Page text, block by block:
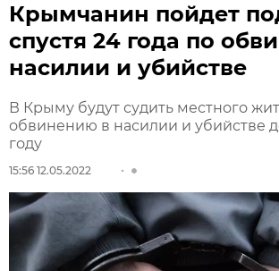
Крымчанин пойдет
спустя 24 года по
насилии и убийстве
В Крыму будут судить местного
обвинению в насилии и убийстве
году
15:56 12.05.2022